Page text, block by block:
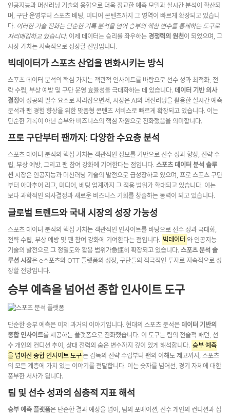
인공지능과 머신러닝 기술의 융합으로 더욱 정교한 예측 모델과 실시간 분석이 확산되
며, 구단 운영부터 스포츠 베팅, 미디어 콘텐츠까지 그 영역이 빠르게 확장되고 있습니
다. 이러한 기술 진화는 단순한 기록 분석을 넘어 승부의 핵심 변수를 통제하는 도구로
자리매김하고 있습니다. 이제 데이터는 승리를 좌우하는 경쟁력의 원천이 되었으며, 그
시장 가치는 지속적으로 성장할 전망입니다.
빅데이터가 스포츠 산업을 변화시키는 방식
스포츠 데이터 분석의 핵심 가치는 객관적 인사이트를 바탕으로 선수 성과 최적화, 전
략 수립, 부상 예방 및 구단 운영 효율성을 극대화하는 데 있습니다. 데이터 기반 의사
결정이 성공의 필수 요소로 자리잡으면서, 시장은 AI와 머신러닝을 활용한 실시간 예측
분석과 팬 경험 향상을 위한 맞춤형 콘텐츠 서비스로 빠르게 확장되고 있습니다. 이는
단순한 기록이 아닌 승부와 비즈니스의 핵심 자원으로 진화했음을 의미합니다.
프로 구단부터 팬까지: 다양한 수요층 분석
스포츠 데이터 분석의 핵심 가치는 객관적인 정보를 기반으로 선수 성과 향상, 전략 수
립, 부상 예방, 그리고 팬 참여 강화에 기여한다는 점입니다. 스포츠 데이터 분석 솔루
션 시장은 인공지능과 머신러닝 기술의 발전으로 급성장하고 있으며, 프로 스포츠 구단
부터 아마추어 리그, 미디어, 베팅 업계까지 그 적용 범위가 확대되고 있습니다. 이는
보다 과학적인 의사결정과 새로운 비즈니스 기회를 창출하는 동력이 되고 있습니다.
글로벌 트렌드와 국내 시장의 성장 가능성
스포츠 데이터 분석의 핵심 가치는 객관적인 인사이트를 바탕으로 선수 성과 극대화,
전략 수립, 부상 예방 및 팬 참여 강화에 기여한다는 점입니다. 빅데이터 와 인공지능
기술의 발전으로 그 정밀도와 활용 범위가急速히 확장되고 있습니다. 스포츠 분석 솔
루션 시장은 e스포츠와 OTT 플랫폼의 성장, 구단들의 적극적인 투자로 지속적으로 성
장할 전망입니다.
승부 예측을 넘어선 종합 인사이트 도구
단순한 승부 예측은 이제 과거의 이야기입니다. 현대의 스포츠 분석은 데이터 기반의
종합 인사이트를 제공하는 플랫폼으로 진화했습니다. 이 도구는 팀의 전술적 패턴, 선
수 개인의 컨디션 추이, 상대 전력의 숨은 변수까지 깊이 있게 해석합니다. 승부 예측
을 넘어선 종합 인사이트 도구는 감독의 전략 수립부터 팬의 이해도 제고까지, 스포츠
의 모든 계층에 가치 있는 이야기를 전달합니다. 이는 숫자를 넘어선, 경기 자체에 대한
풍부한 서사가 됩니다.
팀 및 선수 성과의 심층적 지표 해석
승부 예측 플랫폼은 단순한 결과 예상을 넘어, 팀의 포메이션, 선수 개인의 컨디션과 심